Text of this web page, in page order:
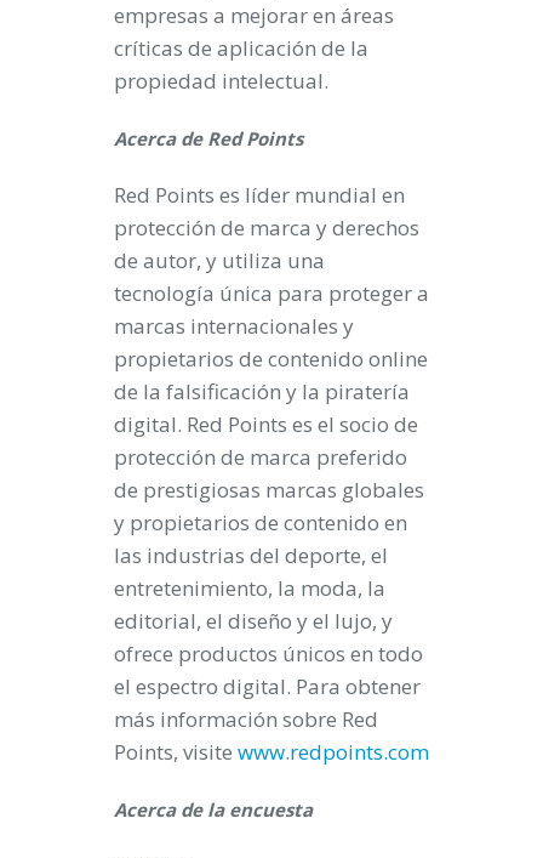
empresas a mejorar en áreas
críticas de aplicación de la
propiedad intelectual.
Acerca de Red Points
Red Points es líder mundial en
protección de marca y derechos
de autor, y utiliza una
tecnología única para proteger a
marcas internacionales y
propietarios de contenido online
de la falsificación y la piratería
digital. Red Points es el socio de
protección de marca preferido
de prestigiosas marcas globales
y propietarios de contenido en
las industrias del deporte, el
entretenimiento, la moda, la
editorial, el diseño y el lujo, y
ofrece productos únicos en todo
el espectro digital. Para obtener
más información sobre Red
Points, visite www.redpoints.com
Acerca de la encuesta